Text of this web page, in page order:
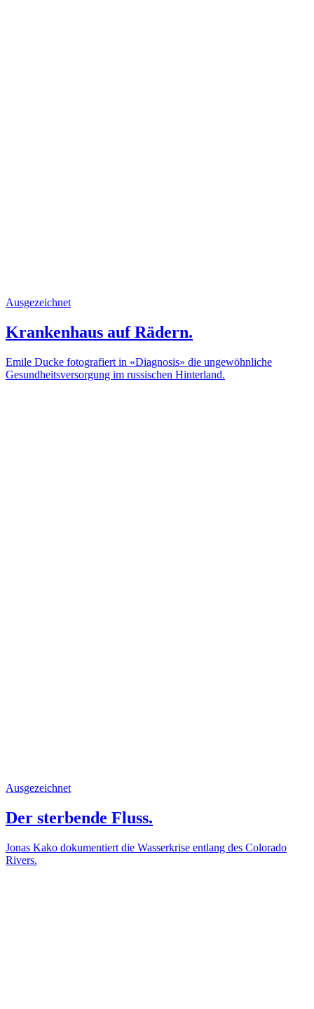
Ausgezeichnet
Krankenhaus auf Rädern.
Emile Ducke fotografiert in «Diagnosis» die ungewöhnliche
Gesundheitsversorgung im russischen Hinterland.
Ausgezeichnet
Der sterbende Fluss.
Jonas Kako dokumentiert die Wasserkrise entlang des Colorado
Rivers.